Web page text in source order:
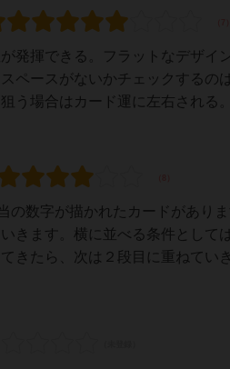
発揮できる。フラットなデザイ
ペースがないかチェックするの
う場合はカード運に左右される
の数字が描かれたカードがあり
きます。横に並べる条件として
きたら、次は２段目に重ねてい